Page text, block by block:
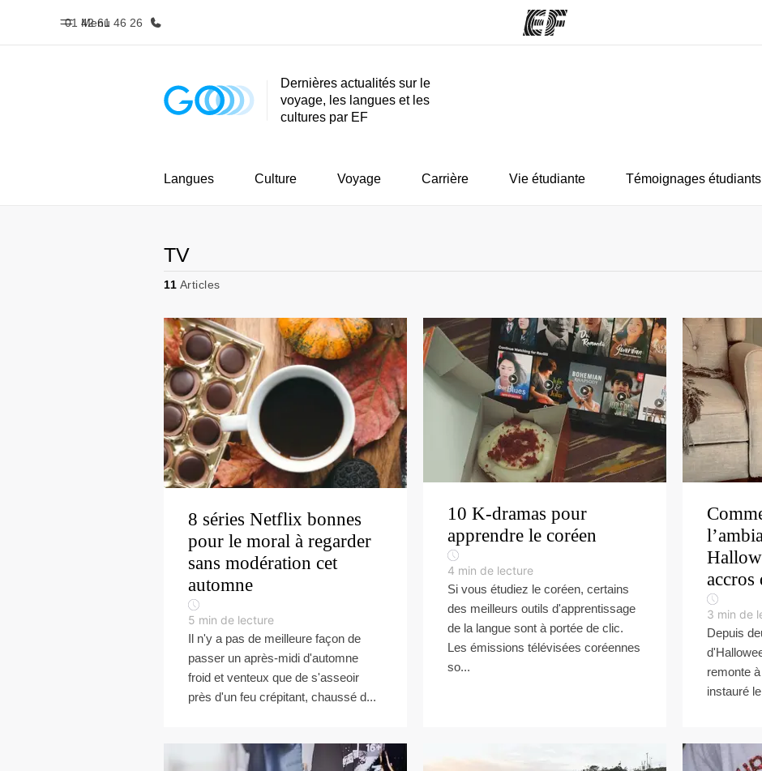
Menu
01 42 61 46 26
Accueil Programmes
Nos offres
Dernières actualités sur le
voyage, les langues et les
cultures par EF
Langues Culture Voyage Carrière Vie étudiante Témoignages étudiants
TV
11 Articles
8 séries Netflix bonnes
pour le moral à regarder
sans modération cet
automne
5 min de lecture
Il n'y a pas de meilleure façon de
passer un après-midi d'automne
froid et venteux que de s'asseoir
près d'un feu crépitant, chaussé d...
10 K-dramas pour
apprendre le coréen
4 min de lecture
Si vous étudiez le coréen, certains
des meilleurs outils d'apprentissage
de la langue sont à portée de clic.
Les émissions télévisées coréennes
so...
accros
3 min de
Depuis
remonte
instauré